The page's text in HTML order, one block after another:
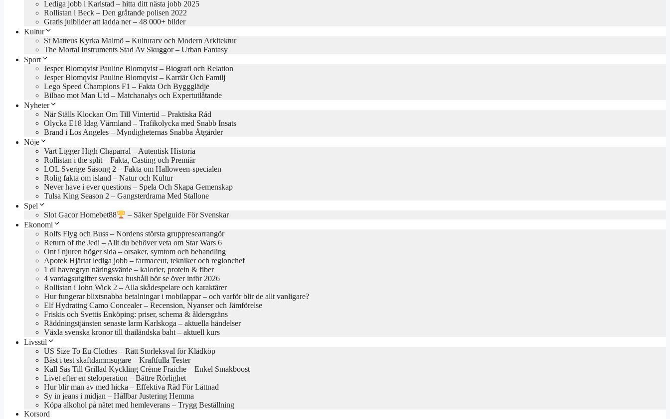
Lediga jobb i Karlstad – hitta ditt nästa jobb 2025
Rollistan i Beck – Den gråtande polisen 2022
Gratis julbilder att ladda ner – 48 000+ bilder
Kultur
St Matteus Kyrka Malmö – Kulturarv och Modern Arkitektur
The Mortal Instruments Stad Av Skuggor – Urban Fantasy
Sport
Jesper Blomqvist Pauline Blomqvist – Biografi och Relation
Jesper Blomqvist Pauline Blomqvist – Karriär Och Familj
Lego Speed Champions F1 – Fakta Och Byggglädje
Bilbao mot Man Utd – Matchanalys och Expertutlåtande
Nyheter
När Ställs Klockan Om Till Vintertid – Praktiska Råd
Olycka E18 Idag Värmland – Trafikolycka med Snabb Insats
Brand i Los Angeles – Myndigheternas Snabba Åtgärder
Nöje
Vart Ligger High Chaparral – Autentisk Historia
Rollistan i the split – Fakta, Casting och Premiär
LOL Sverige Säsong 2 – Fakta om Halloween-specialen
Rolig fakta om island – Natur och Kultur
Never have i ever questions – Spela Och Skapa Gemenskap
Tulsa King Season 2 – Gangsterdrama Med Stallone
Spel
Slot Gacor Homebet88
– Säker Spelguide För Svenskar
Ekonomi
Rolfs Flyg och Buss – Nordens största gruppresearrangör
Return of the Jedi – Allt du behöver veta om Star Wars 6
Ont i njuren höger sida – orsaker, symtom och behandling
Apotek Hjärtat lediga jobb – farmaceut, tekniker och regionchef
1 dl havregryn näringsvärde – kalorier, protein & fiber
4 vardagsutgifter svenska hushåll bör se över inför 2026
Rollistan i John Wick 2 – Alla skådespelare och karaktärer
Hur fungerar blixtsnabba betalningar i mobilappar – och varför blir de allt vanligare?
Elf Hydrating Camo Concealer – Recension, Nyanser och Jämförelse
Friskis och Svettis Enköping: priser, schema & åldersgräns
Räddningstjänsten senaste larm Karlskoga – aktuella händelser
Växla svenska kronor till thailändska baht – aktuell kurs
Livsstil
US Size To Eu Clothes – Rätt Storleksval för Klädköp
Bäst i test skaftdammsugare – Kraftfulla Tester
Kall Sås Till Grillad Kyckling Crème Fraiche – Enkel Smakboost
Livet efter en steloperation – Bättre Rörlighet
Hur blir man av med hicka – Effektiva Råd För Lättnad
Sy in jeans i midjan – Hållbar Justering Hemma
Köpa alkohol på nätet med hemleverans – Trygg Beställning
Korsord